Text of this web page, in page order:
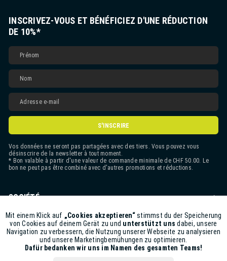
INSCRIVEZ-VOUS ET BÉNÉFICIEZ D'UNE RÉDUCTION
DE 10%*
S'INSCRIRE
Vos données ne seront pas partagées avec des tiers. Vous pouvez vous
désinscrire de la newsletter à tout moment.
* Bon valable à partir d'une valeur de commande minimale de CHF 50.00. Le
bon ne peut pas être combiné avec d'autres promotions et réductions.
SOCIÉTÉ
CONTACT
ASSISTANCE BOUTIQUE
INFORMATIONS
Funktionale Aktiv
Marketing Inaktiv
Mit einem Klick auf „Cookies akzeptieren“stimmst du der Speicherung
von Cookies auf deinem Gerät zu und unterstützt uns dabei, unsere
Navigation zu verbessern, die Nutzung unserer Webseite zu analysieren
und unsere Marketingbemühungen zu optimieren.
Dafür bedanken wir uns im Namen des gesamten Teams!